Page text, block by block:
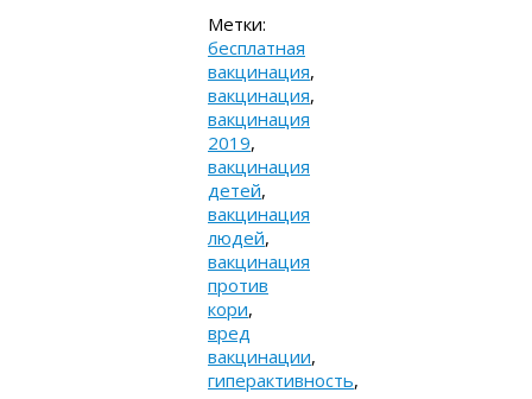
Метки:
бесплатная
вакцинация,
вакцинация,
вакцинация
2019,
вакцинация
детей,
вакцинация
людей,
вакцинация
против
кори,
вред
вакцинации,
гиперактивность,